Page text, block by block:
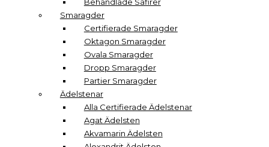
Smaragder
Certifierade Smaragder
Oktagon Smaragder
Ovala Smaragder
Dropp Smaragder
Partier Smaragder
Ädelstenar
Alla Certifierade Ädelstenar
Agat Ädelsten
Akvamarin Ädelsten